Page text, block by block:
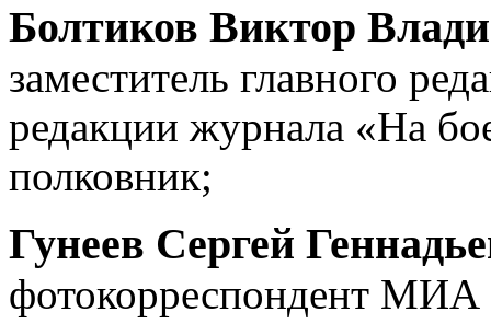
Болтиков Виктор
заместитель главного
редакции журнала «На
полковник;
Гунеев Сергей
фотокорреспондент МИА